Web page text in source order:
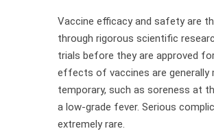
Vaccine efficacy and safety are
through rigorous scientific
trials before they are approved
effects of vaccines are generally
temporary, such as soreness at
a low-grade fever. Serious
extremely rare.